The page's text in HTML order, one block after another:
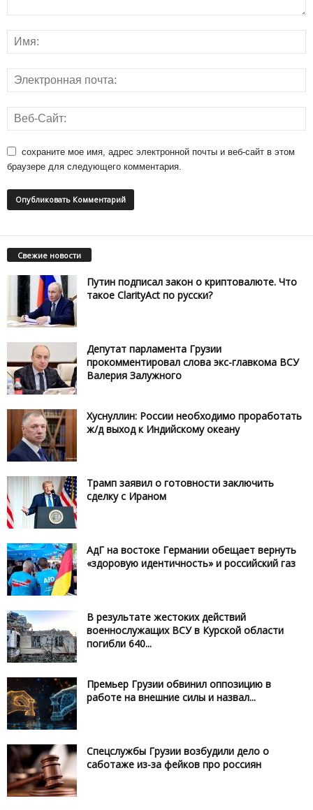
сохраните мое имя, адрес электронной почты и веб-сайт в этом
браузере для следующего комментария.
Свежие новости
Путин подписал закон о криптовалюте. Что
такое ClarityAct по русски?
Депутат парламента Грузии
прокомментировал слова экс-главкома ВСУ
Валерия Залужного
Хуснуллин: России необходимо проработать
ж/д выход к Индийскому океану
Трамп заявил о готовности заключить
сделку с Ираном
АдГ на востоке Германии обещает вернуть
«здоровую идентичность» и российский газ
В результате жестоких действий
военнослужащих ВСУ в Курской области
погибли 640...
Премьер Грузии обвинил оппозицию в
работе на внешние силы и назвал...
Спецслужбы Грузии возбудили дело о
саботаже из-за фейков про россиян